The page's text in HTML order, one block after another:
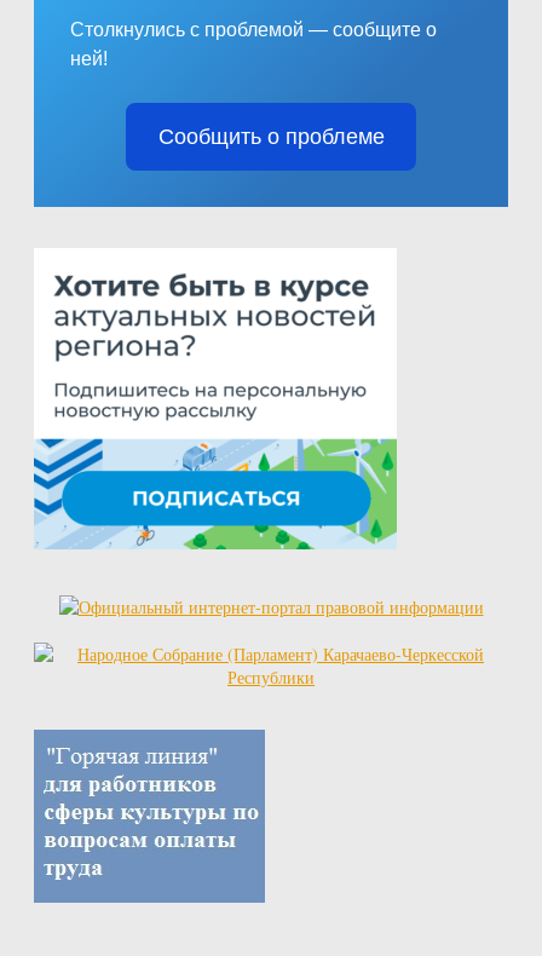
Столкнулись с проблемой — сообщите о
ней!
Сообщить о проблеме